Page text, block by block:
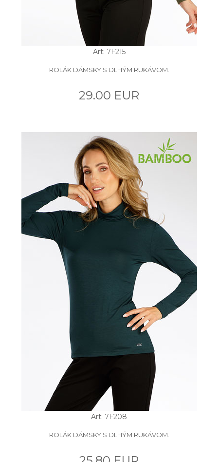
Art: 7F215
ROLÁK DÁMSKY S DLHÝM RUKÁVOM.
29.00 EUR
Art: 7F208
ROLÁK DÁMSKY S DLHÝM RUKÁVOM.